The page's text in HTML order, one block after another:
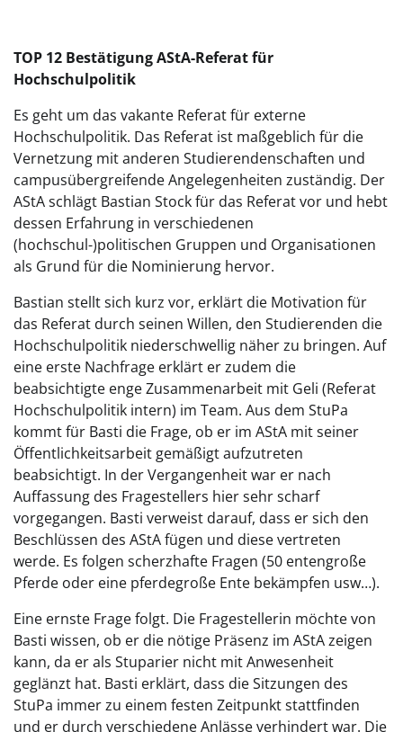
TOP 12 Bestätigung AStA-Referat für
Hochschulpolitik
Es geht um das vakante Referat für externe
Hochschulpolitik. Das Referat ist maßgeblich für die
Vernetzung mit anderen Studierendenschaften und
campusübergreifende Angelegenheiten zuständig. Der
AStA schlägt Bastian Stock für das Referat vor und hebt
dessen Erfahrung in verschiedenen
(hochschul-)politischen Gruppen und Organisationen
als Grund für die Nominierung hervor.
Bastian stellt sich kurz vor, erklärt die Motivation für
das Referat durch seinen Willen, den Studierenden die
Hochschulpolitik niederschwellig näher zu bringen. Auf
eine erste Nachfrage erklärt er zudem die
beabsichtigte enge Zusammenarbeit mit Geli (Referat
Hochschulpolitik intern) im Team. Aus dem StuPa
kommt für Basti die Frage, ob er im AStA mit seiner
Öffentlichkeitsarbeit gemäßigt aufzutreten
beabsichtigt. In der Vergangenheit war er nach
Auffassung des Fragestellers hier sehr scharf
vorgegangen. Basti verweist darauf, dass er sich den
Beschlüssen des AStA fügen und diese vertreten
werde. Es folgen scherzhafte Fragen (50 entengroße
Pferde oder eine pferdegroße Ente bekämpfen usw…).
Eine ernste Frage folgt. Die Fragestellerin möchte von
Basti wissen, ob er die nötige Präsenz im AStA zeigen
kann, da er als Stuparier nicht mit Anwesenheit
geglänzt hat. Basti erklärt, dass die Sitzungen des
StuPa immer zu einem festen Zeitpunkt stattfinden
und er durch verschiedene Anlässe verhindert war. Die